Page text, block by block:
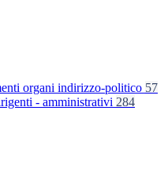
organi indirizzo-politico 57
- amministrativi 284